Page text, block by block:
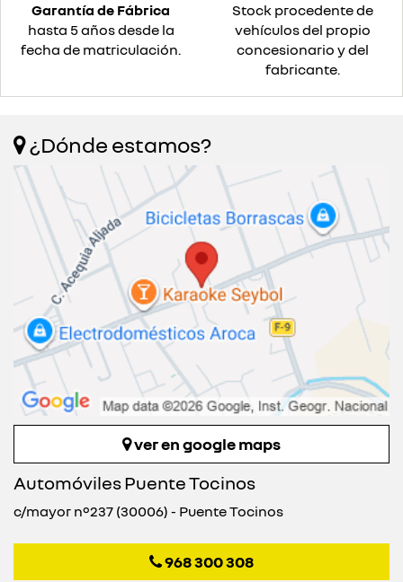
Garantía de Fábrica
hasta 5 años desde la
fecha de matriculación.
Stock procedente de
vehículos del propio
concesionario y del
fabricante.
¿Dónde estamos?
ver en google maps
Automóviles Puente Tocinos
c/mayor nº237 (30006) - Puente Tocinos
968 300 308